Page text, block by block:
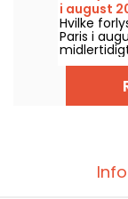
af hans
af Seths
regionen.
i august
Hvilke
Paris i